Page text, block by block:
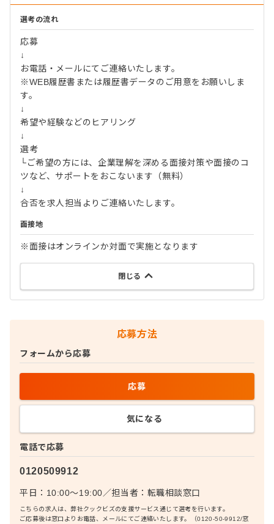
選考の流れ
応募
↓
お電話・メールにてご連絡いたします。
※WEB履歴書または履歴書データのご用意をお願いしま
す。
↓
希望や経験などのヒアリング
↓
選考
└ご希望の方には、企業理解を深める面接対策や面接のコ
ツなど、サポートをおこないます（無料）
↓
合否を求人担当よりご連絡いたします。
面接地
※面接はオンラインか対面で実施となります
閉じる
応募方法
電話で応募
0120509912
平日：10:00〜19:00／担当者： 転職相談窓口
こちらの求人は、弊社クックビズの支援サービス通じて選考を行います。
ご応募後は窓口よりお電話、メールにてご連絡いたします。（0120-50-9912/窓
フォームから応募
応募
気になる